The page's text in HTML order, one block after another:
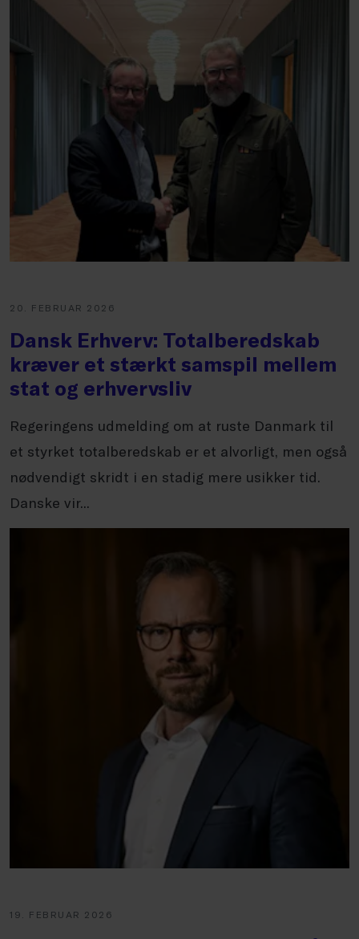
20. FEBRUAR 2026
Dansk Erhverv: Totalberedskab
kræver et stærkt samspil mellem
stat og erhvervsliv
Regeringens udmelding om at ruste Danmark til
et styrket totalberedskab er et alvorligt, men også
nødvendigt skridt i en stadig mere usikker tid.
Danske vir...
19. FEBRUAR 2026